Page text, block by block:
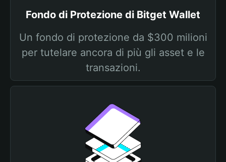
Fondo di Protezione di Bitget Wallet
Un fondo di protezione da $300 milioni
per tutelare ancora di più gli asset e le
transazioni.